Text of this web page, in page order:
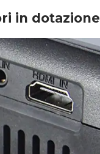
in dotazione